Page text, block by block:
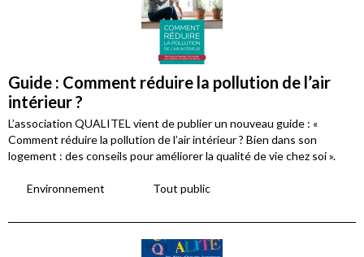
Guide : Comment réduire la pollution de l’air
intérieur ?
L’association QUALITEL vient de publier un nouveau guide : «
Comment réduire la pollution de l’air intérieur ? Bien dans son
logement : des conseils pour améliorer la qualité de vie chez soi ».
Environnement Tout public